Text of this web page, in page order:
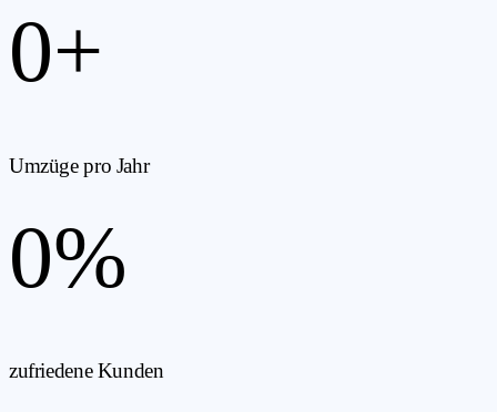
0+
Umzüge pro Jahr
0%
zufriedene Kunden